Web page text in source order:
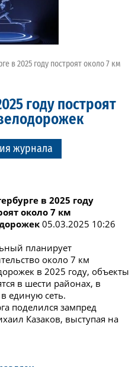
в 2025 году построят около 7 км
году построят
журнала
в 2025 году
около 7 км
05.03.2025 10:26
планирует
около 7 км
в 2025 году, объекты
в шести районах, в
единую сеть.
поделился зампред
Казаков, выступая на